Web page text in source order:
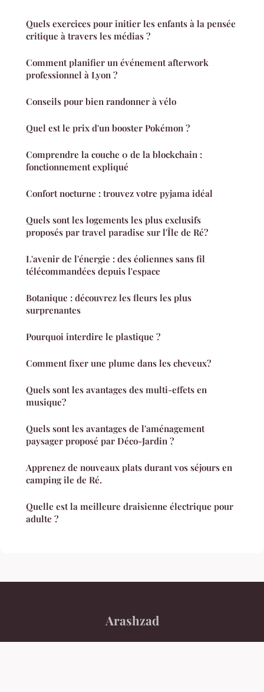
Quels exercices pour initier les enfants à la pensée
critique à travers les médias ?
Comment planifier un événement afterwork
professionnel à Lyon ?
Conseils pour bien randonner à vélo
Quel est le prix d'un booster Pokémon ?
Comprendre la couche 0 de la blockchain :
fonctionnement expliqué
Confort nocturne : trouvez votre pyjama idéal
Quels sont les logements les plus exclusifs
proposés par travel paradise sur l'Île de Ré?
L'avenir de l'énergie : des éoliennes sans fil
télécommandées depuis l'espace
Botanique : découvrez les fleurs les plus
surprenantes
Pourquoi interdire le plastique ?
Comment fixer une plume dans les cheveux?
Quels sont les avantages des multi-effets en
musique?
Quels sont les avantages de l'aménagement
paysager proposé par Déco-Jardin ?
Apprenez de nouveaux plats durant vos séjours en
camping ile de Ré.
Quelle est la meilleure draisienne électrique pour
adulte ?
Arashzad